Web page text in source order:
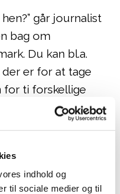
indhold og
til sociale medier og til
går journalist
bag om
Du kan bl.a.
er for at tage
for ti forskellige
betydning